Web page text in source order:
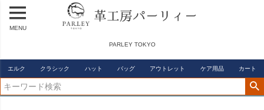
PARLEY TOKYO
MENU
エルク クラシック ハット バッグ アウトレット ケア用品 カート